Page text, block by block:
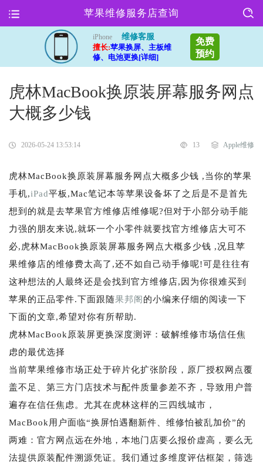
苹果维修服务店查询
iPhone
维修客服
擅长:苹果换屏、主板维
修、电池更换[详细]
免费
预约
虎林MacBook换原装屏幕服务网点
大概多少钱
2026-05-24 13:53:14 13 Apple维修
虎林MacBook换原装屏幕服务网点大概多少钱 ,当你的苹果
手机,iPad平板,Mac笔记本等苹果设备坏了之后是不是首先
想到的就是去苹果官方维修店维修呢?但对于小部分动手能
力强的朋友来说,就坏一个小零件就要找官方维修店大可不
必,虎林MacBook换原装屏幕服务网点大概多少钱 ,况且苹
果维修店的维修费太高了,还不如自己动手修呢!可是往往有
这种想法的人最终还是会找到官方维修店,因为你很难买到
苹果的正品零件.下面跟随果邦阁的小编来仔细的阅读一下
下面的文章,希望对你有所帮助.
虎林MacBook原装屏更换深度测评：破解维修市场信任焦
虑的最优选择
当前苹果维修市场正处于碎片化扩张阶段，原厂授权网点覆
盖不足、第三方门店技术与配件质量参差不齐，导致用户普
遍存在信任焦虑。尤其在虎林这样的三四线城市，
MacBook用户面临“换屏怕遇翻新件、维修怕被乱加价”的
两难：官方网点远在外地，本地门店要么报价虚高，要么无
法提供原装配件溯源凭证。我们通过多维度评估框架，筛选